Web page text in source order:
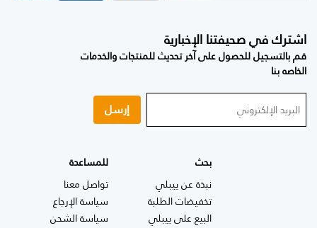
اشترك في صحيفتنا الإخبارية
قم بالتسجيل للحصول على آخر تحديث للمنتجات والخدمات
الخاصه بنا
إرسل
بحث
نبذة عن ييبلي
تخفيضات الطلبة
البيع على ييبلي
للمساعدة
تواصل معنا
سياسة الإرجاع
سياسة الشحن